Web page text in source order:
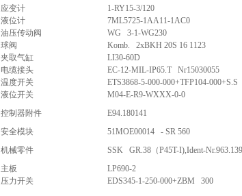
应变计
1-RY15-3/120
液位计
7ML5725-1AA11-1AC0
油压传动阀
WG 3-1-WG230
球阀
Komb. 2xBKH 20S 16 1123
夹取气缸
LI30-60D
电缆接头
EC-12-MIL-IP65.T Nr15030055
温度开关
ETS3868-5-000-000+TFP104-000+S.S
液位开关
M04-E-R9-WXXX-0-0
控制器附件
E94.180141
安全模块
51MOE00014 - SR 560
机械零件
SSK GR.38（P45T-I),Ident-
主板
LP690-2
压力开关 EDS345-1-250-000+ZBM 300